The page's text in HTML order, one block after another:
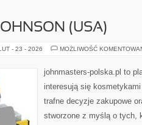
(USA)
- 23 - 2026 MOŻLIWOŚĆ
johnmasters-polska.pl to
interesują się
trafne decyzje zakupowe
stworzone z myślą o tych,